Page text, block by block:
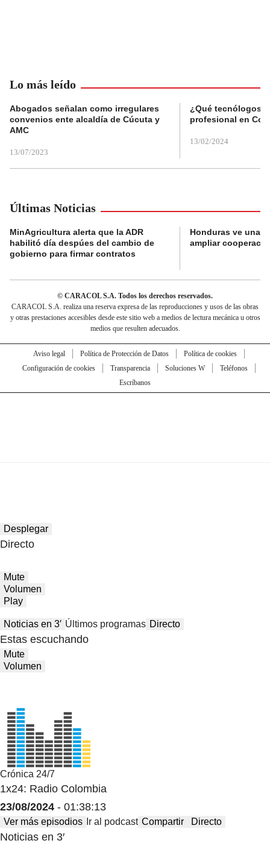
Lo más leído
Abogados señalan como irregulares
convenios ente alcaldía de Cúcuta y
AMC
13/07/2023
¿Qué tecnólogos
profesional en
13/02/2024
Últimas Noticias
MinAgricultura alerta que la ADR
habilitó día despúes del cambio de
gobierno para firmar contratos
Honduras ve una
ampliar
© CARACOL S.A. Todos los derechos reservados.
CARACOL S.A. realiza una reserva expresa de las reproducciones y usos de las obras
y otras prestaciones accesibles desde este sitio web a medios de lectura mecánica u otros
medios que resulten adecuados.
Aviso legal Política de Protección de Datos
Política de cookies
Configuración de cookies
Transparencia Soluciones W
Teléfonos
Escríbanos
Desplegar
Directo
Mute
Volumen
Play
Noticias en 3′ Últimos programas Directo
Estas escuchando
Mute
Volumen
Crónica 24/7
1x24: Radio Colombia
23/08/2024 - 01:38:13
Ver más episodios Ir al podcast Compartir Directo
Noticias en 3′